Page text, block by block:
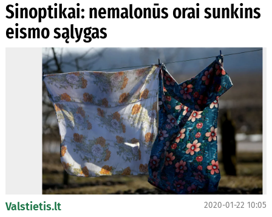
Sinoptikai: nemalonūs orai sunkins
eismo sąlygas
Valstietis.lt 2020-01-22 10:05